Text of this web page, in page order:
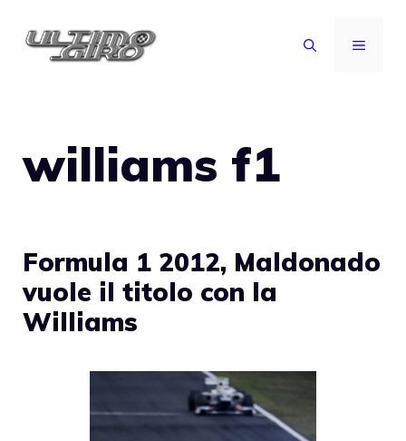
MENU
williams f1
Formula 1 2012, Maldonado
vuole il titolo con la
Williams